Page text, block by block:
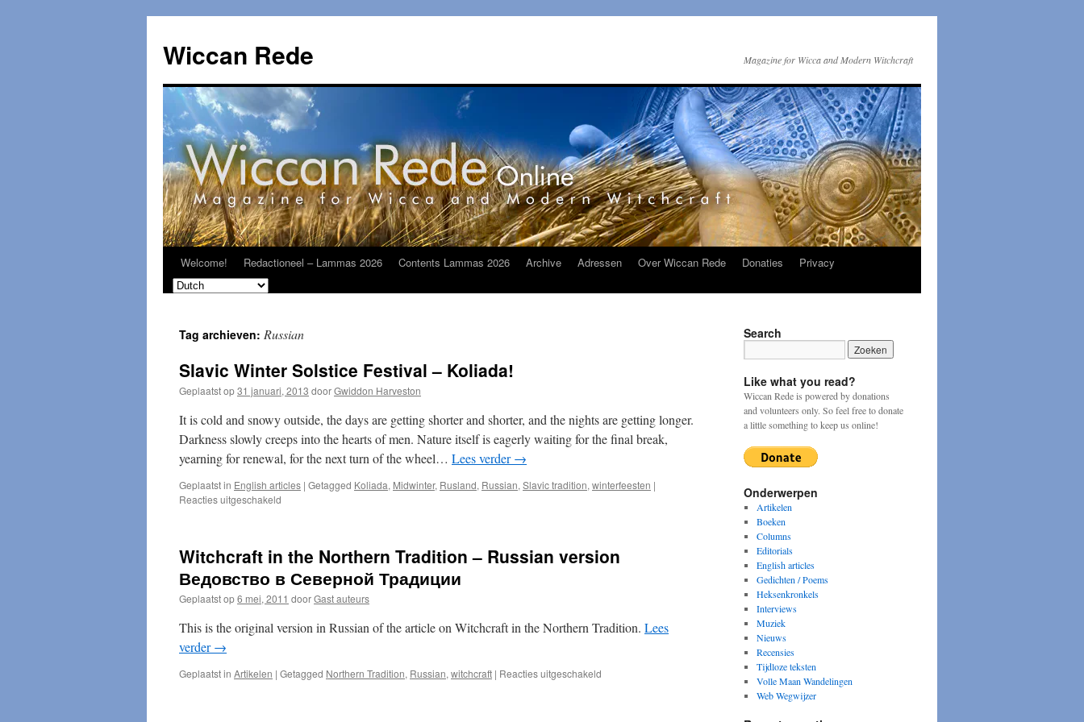
de
inhoud
Wiccan Rede Magazine for Wicca and Modern Witchcraft
Welcome! Redactioneel – Lammas 2026 Contents Lammas 2026 Archive Adressen Over Wiccan Rede Donaties Privacy
Tag archieven: Russian
Slavic Winter Solstice Festival – Koliada!
Geplaatst op31 januari, 2013 doorGwiddon Harveston
It is cold and snowy outside, the days are getting shorter and shorter, and the nights are getting longer.
Darkness slowly creeps into the hearts of men. Nature itself is eagerly waiting for the final break,
yearning for renewal, for the next turn of the wheel… Lees verder→
Geplaatst in English articles | Getagged Koliada, Midwinter, Rusland, Russian, Slavic tradition, winterfeesten |
Reacties uitgeschakeld
Festival
Koliada!
Witchcraft in the Northern Tradition – Russian version
Ведовство в Северной Традиции
Geplaatst op6 mei, 2011 doorGast auteurs
This is the original version in Russian of the article on Witchcraft in the Northern Tradition. Lees
verder→
Geplaatst in Artikelen | Getagged Northern Tradition, Russian, witchcraft | Reacties uitgeschakeld
Search
Like what you read?
Wiccan Rede is powered by donations
and volunteers only. So feel free to donate
a little something to keep us online!
Onderwerpen
Artikelen
Boeken
Columns
Editorials
English articles
Gedichten / Poems
Heksenkronkels
Interviews
Muziek
Nieuws
Recensies
Tijdloze teksten
Volle Maan Wandelingen
Web Wegwijzer